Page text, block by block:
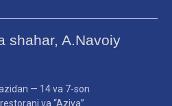
shahar, A.Navoiy
— 14 va 7-son
va “Aziya”